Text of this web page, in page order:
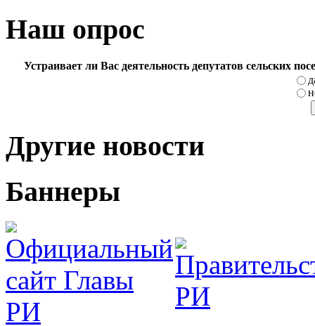
Наш опрос
Устраивает ли Вас деятельность депутатов сельских
Другие новости
Баннеры